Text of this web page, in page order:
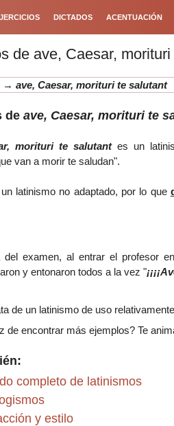
DICTADOS ACENTUACIÓN
de ave, Caesar,
→ ave, Caesar, morituri te salutant
de ave, Caesar, morituri te
morituri te salutant es un
van a morir te saludan".
latinismo no adaptado, por lo que
del examen, al entrar el profesor
y entonaron todos a la vez "¡¡¡¡
de un latinismo de uso
de encontrar más ejemplos? Te
completo de latinismos
y estilo